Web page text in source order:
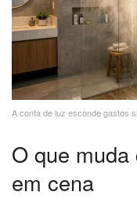
A conta de luz esconde gastos
O que
em cena